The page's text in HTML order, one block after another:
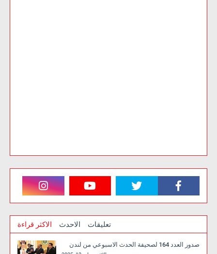
الاكثر قراءة الاحدث تعليقات
صدور العدد 164 لصحيفة الحدث الاسبوعي من لندن